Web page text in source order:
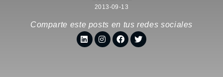
2013-09-13
Comparte este posts en tus redes sociales